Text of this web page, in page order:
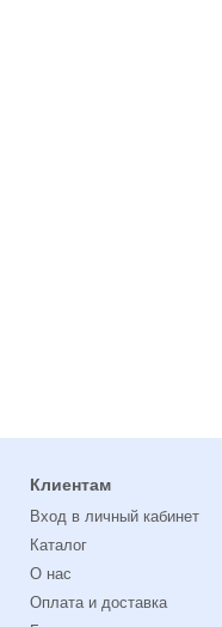
Клиентам
Вход в личный кабинет
Каталог
О нас
Оплата и доставка